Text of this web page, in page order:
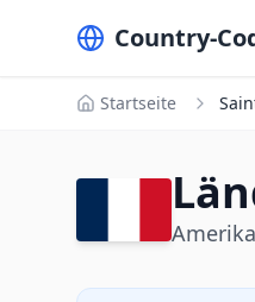
Country-
Startseite
Amerika